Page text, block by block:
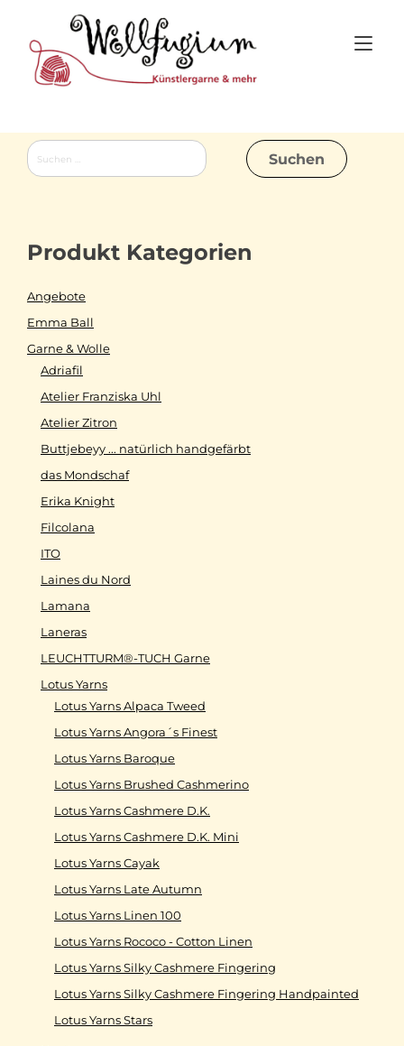
content
Suchen
nach:
Produkt Kategorien
Angebote
Emma Ball
Garne & Wolle
Adriafil
Atelier Franziska Uhl
Atelier Zitron
Buttjebeyy ... natürlich handgefärbt
das Mondschaf
Erika Knight
Filcolana
ITO
Laines du Nord
Lamana
Laneras
LEUCHTTURM®-TUCH Garne
Lotus Yarns
Lotus Yarns Alpaca Tweed
Lotus Yarns Angora´s Finest
Lotus Yarns Baroque
Lotus Yarns Brushed Cashmerino
Lotus Yarns Cashmere D.K.
Lotus Yarns Cashmere D.K. Mini
Lotus Yarns Cayak
Lotus Yarns Late Autumn
Lotus Yarns Linen 100
Lotus Yarns Rococo - Cotton Linen
Lotus Yarns Silky Cashmere Fingering
Lotus Yarns Silky Cashmere Fingering Handpainted
Lotus Yarns Stars